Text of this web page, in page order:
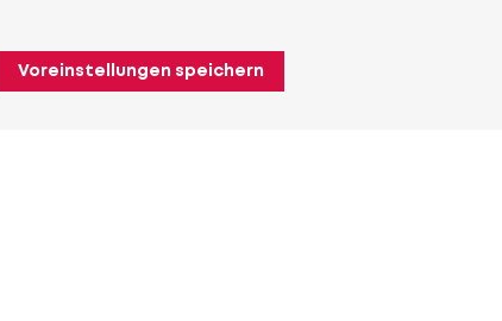
Voreinstellungen speichern